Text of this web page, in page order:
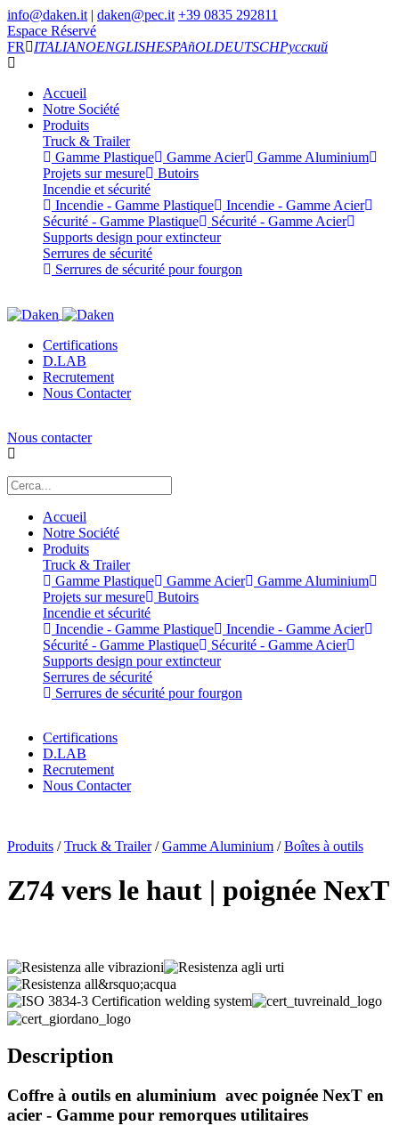
info@daken.it | daken@pec.it +39 0835 292811
Espace Réservé
FR
ITALIANOENGLISHESPAñOLDEUTSCHРусский
Accueil
Notre Société
Produits
Truck & Trailer
Gamme Plastique
Gamme Acier
Gamme Aluminium
Projets sur mesure
Butoirs
Incendie et sécurité
Incendie - Gamme Plastique
Incendie - Gamme Acier
Sécurité - Gamme Plastique
Sécurité - Gamme Acier
Supports design pour extincteur
Serrures de sécurité
Serrures de sécurité pour fourgon
Certifications
D.LAB
Recrutement
Nous Contacter
Nous contacter
Accueil
Notre Société
Produits
Truck & Trailer
Gamme Plastique
Gamme Acier
Gamme Aluminium
Projets sur mesure
Butoirs
Incendie et sécurité
Incendie - Gamme Plastique
Incendie - Gamme Acier
Sécurité - Gamme Plastique
Sécurité - Gamme Acier
Supports design pour extincteur
Serrures de sécurité
Serrures de sécurité pour fourgon
Certifications
D.LAB
Recrutement
Nous Contacter
Produits /Truck & Trailer/Gamme Aluminium /Boîtes à outils
Z74 vers le haut | poignée NexT
Description
Coffre à outils en aluminium avec poignée NexT en
acier - Gamme pour remorques utilitaires